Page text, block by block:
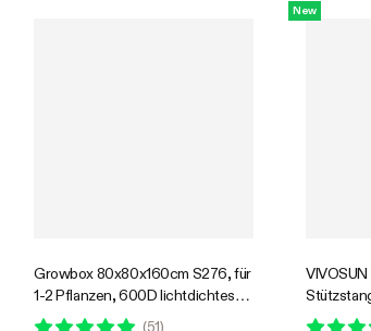
Growbox 80x80x160cm S276, für
1-2 Pflanzen, 600D lichtdichtes
Oxford-Gewebe, für den Indoor-
(51)
New
Heavy-